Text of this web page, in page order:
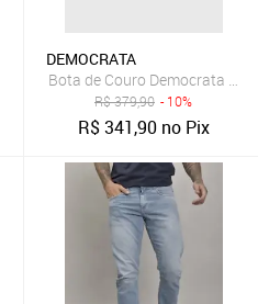
Grid 240001 Marrom
DEMOCRATA
Bota de Couro Democrata
R$379,90 - 10%
R$341,90no Pix